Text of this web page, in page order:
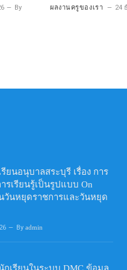
By ผลงานครูของเรา 24
รียนอนุบาลสระบุรี เรื่อง การ
รเรียนรู้เป็นรูปแบบ On
นวันหยุดราชการและวันหยุด
By admin